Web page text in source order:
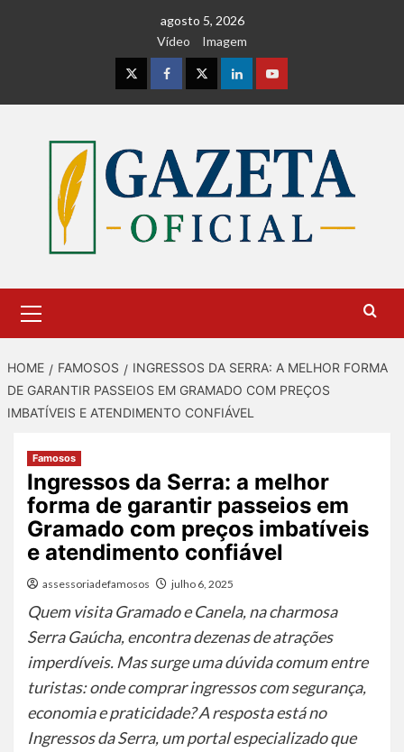
agosto 5, 2026
Vídeo
Imagem
InstagramFacebookTwitterLinkedinYoutube
Menu
HOME FAMOSOS
INGRESSOS DA SERRA: A MELHOR FORMA
DE GARANTIR PASSEIOS EM GRAMADO COM PREÇOS
IMBATÍVEIS E ATENDIMENTO CONFIÁVEL
Famosos
Ingressos da Serra: a melhor
forma de garantir passeios em
Gramado com preços imbatíveis
e atendimento confiável
assessoriadefamosos julho 6, 2025
Quem visita Gramado e Canela, na charmosa
Serra Gaúcha, encontra dezenas de atrações
imperdíveis. Mas surge uma dúvida comum entre
turistas: onde comprar ingressos com segurança,
economia e praticidade? A resposta está no
Ingressos da Serra, um portal especializado que